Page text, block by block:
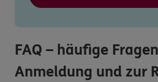
FAQ – häufige
Anmeldung und zur